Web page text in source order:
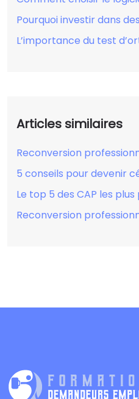
Pourquoi investir dans
L’importance du test
Articles similaires
Reconversion
5 conseils pour devenir
Le top 5 des CAP les
Reconversion